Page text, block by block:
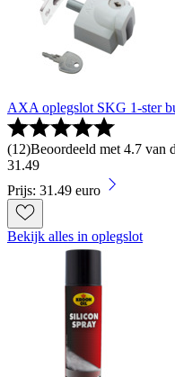
AXA oplegslot SKG 1-ster
(12)Beoordeeld met 4.7 van
31 .49
Prijs: 31.49 euro
Bekijk alles in oplegslot